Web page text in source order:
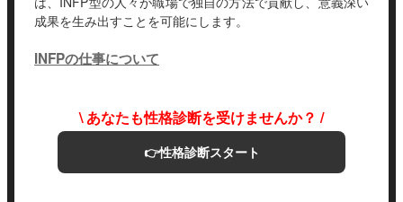
成果を生み出すことを可能にします。
INFPの仕事について
\ あなたも性格診断を受けませんか？ /
👉性格診断スタート